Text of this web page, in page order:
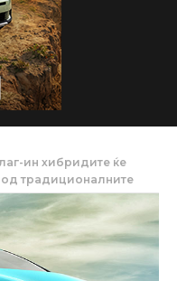
ин хибридите ќе
традиционалните